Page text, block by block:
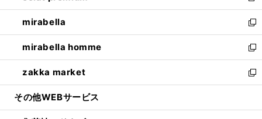
開
く
ウ
で
開
く
ン
ド
ウ
で
開
く
ウ
ィ
ン
ド
ウ
で
開
し
い
ウ
ィ
ン
ド
ウ
開
mirabella
新
し
い
ウ
ィ
ン
ウ
mirabella homme
新
し
い
ウ
ン
zakka market
新
し
ウ
その他WEBサービス